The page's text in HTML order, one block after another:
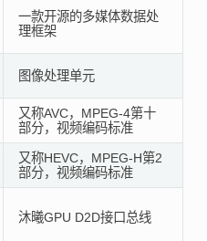
一款开源的多媒体数据处
理框架
图像处理单元
又称AVC，MPEG-4第十
部分，视频编码标准
又称HEVC，MPEG-H第2
部分，视频编码标准
沐曦GPU D2D接口总线